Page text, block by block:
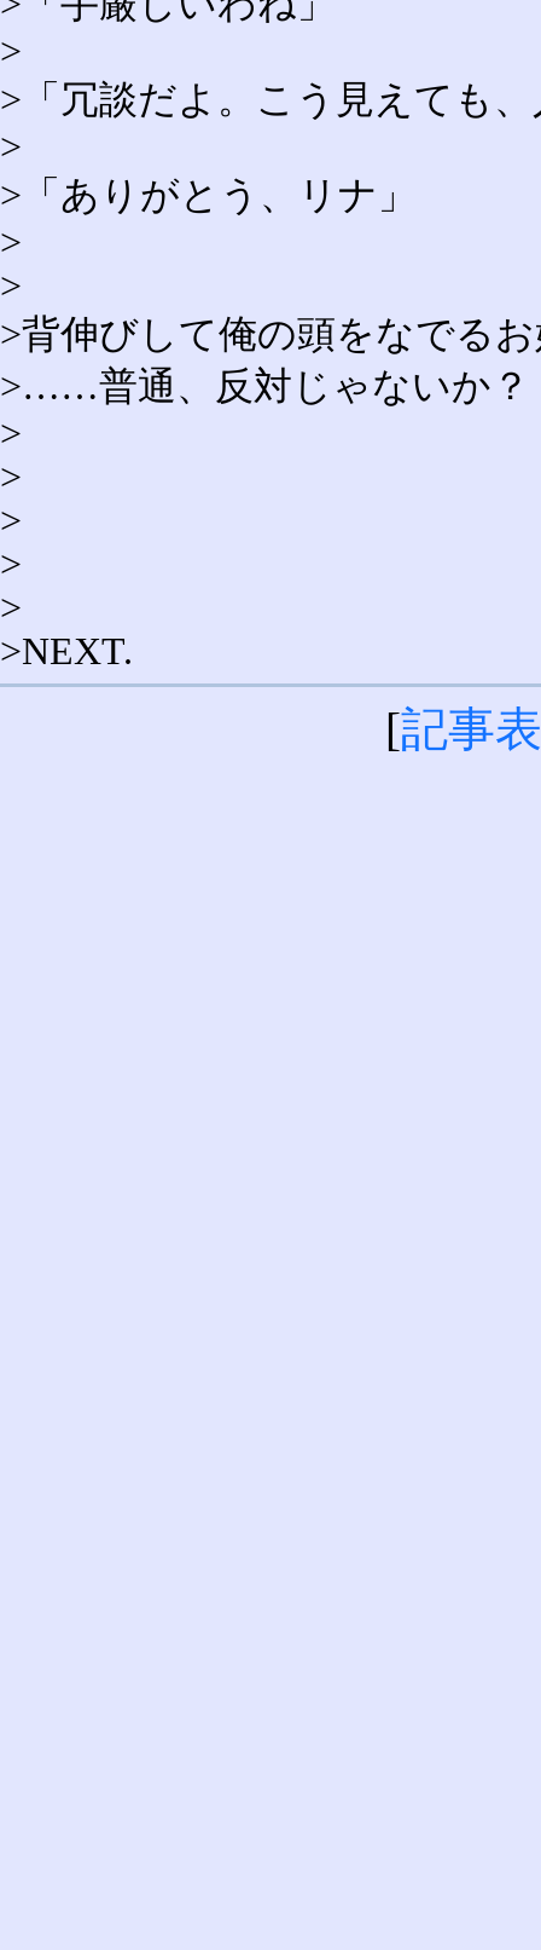
>
>「冗談だよ。こう見えても
>
>「ありがとう、リナ」
>
>
>背伸びして俺の頭をなでる
>……普通、反対じゃないか？
>
>
>
>
>
>NEXT.
[記事